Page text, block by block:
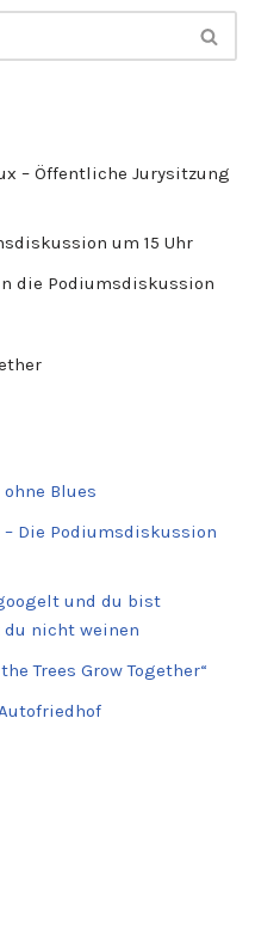
– Öffentliche Jurysitzung
um 15 Uhr
die Podiumsdiskussion
Blues
Die Podiumsdiskussion
und du bist
nicht weinen
Trees Grow Together“